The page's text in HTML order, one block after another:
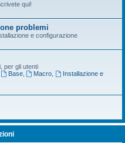
qui!
problemi
e configurazione
per gli utenti
Base, Macro
Installazione e